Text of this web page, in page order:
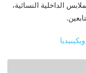
الداخلية النسائية،